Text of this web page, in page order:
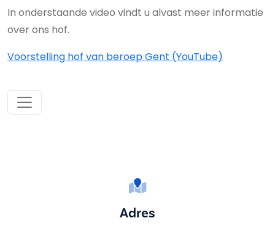
In onderstaande video vindt u alvast meer informatie
over ons hof.
Voorstelling hof van beroep Gent (YouTube)
Adres